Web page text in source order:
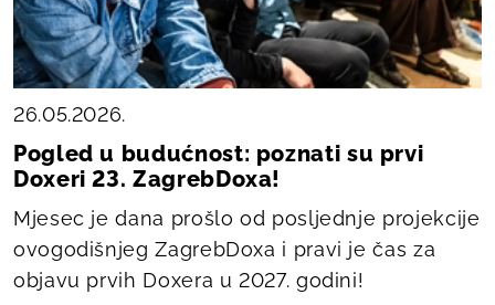
26.05.2026.
Pogled u budućnost: poznati su prvi
Doxeri 23. ZagrebDoxa!
Mjesec je dana prošlo od posljednje projekcije
ovogodišnjeg ZagrebDoxa i pravi je čas za
objavu prvih Doxera u 2027. godini!